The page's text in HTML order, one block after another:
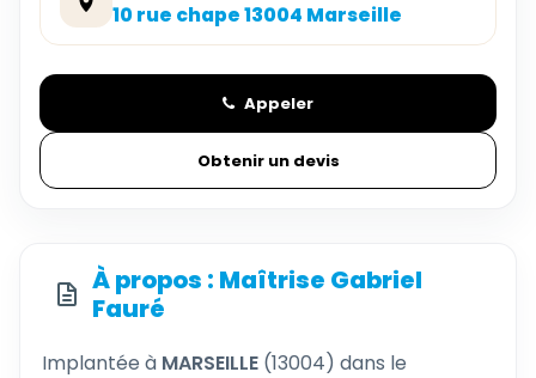
10 rue chape 13004 Marseille
Appeler
Obtenir un devis
À propos : Maîtrise Gabriel
Fauré
Implantée à MARSEILLE (13004) dans le